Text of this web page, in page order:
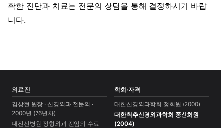
확한 진단과 치료는 전문의 상담을 통해 결정하시기 바랍
니다.
의료진
김상현 원장 · 신경외과 전문의 ·
2000년 (26년차)
대전선병원 정형외과 전임의 수료
학회·자격
대한신경외과학회 정회원 (2000)
대한척추신경외과학회 종신회원
(2004)